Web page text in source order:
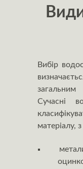
Вибір
Сучасні
матеріалу,